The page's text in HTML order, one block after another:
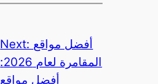
Next: أفضل مواقع
المقامرة لعام 2026:
أفضل مواقع